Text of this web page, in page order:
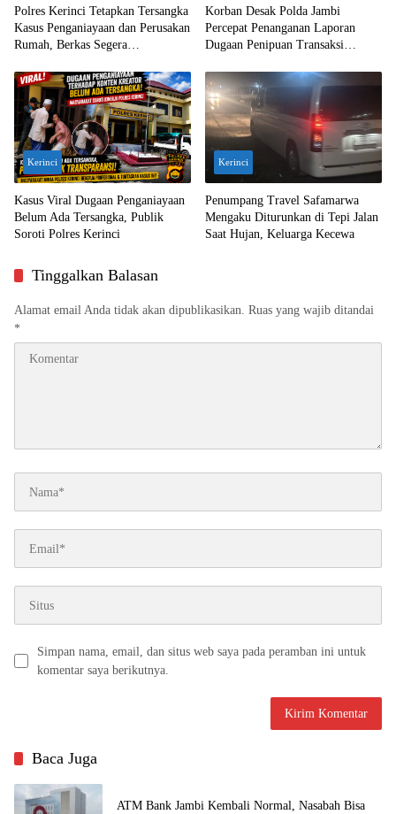
Polres Kerinci Tetapkan Tersangka
Kasus Penganiayaan dan Perusakan
Rumah, Berkas Segera
Korban Desak Polda Jambi
Percepat Penanganan Laporan
Dugaan Penipuan Transaksi
Kerinci
Kasus Viral Dugaan Penganiayaan
Belum Ada Tersangka, Publik
Soroti Polres Kerinci
Kerinci
Penumpang Travel Safamarwa
Mengaku Diturunkan di Tepi Jalan
Saat Hujan, Keluarga Kecewa
Tinggalkan Balasan
Alamat email Anda tidak akan dipublikasikan. Ruas yang wajib ditandai
*
Simpan nama, email, dan situs web saya pada peramban ini untuk
komentar saya berikutnya.
Baca Juga
ATM Bank Jambi Kembali Normal, Nasabah Bisa